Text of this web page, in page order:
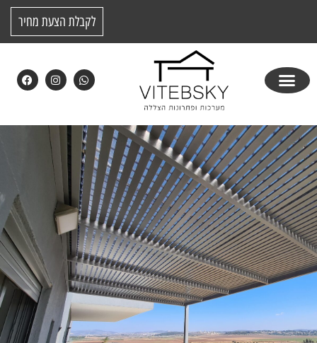
לקבלת הצעת מחיר